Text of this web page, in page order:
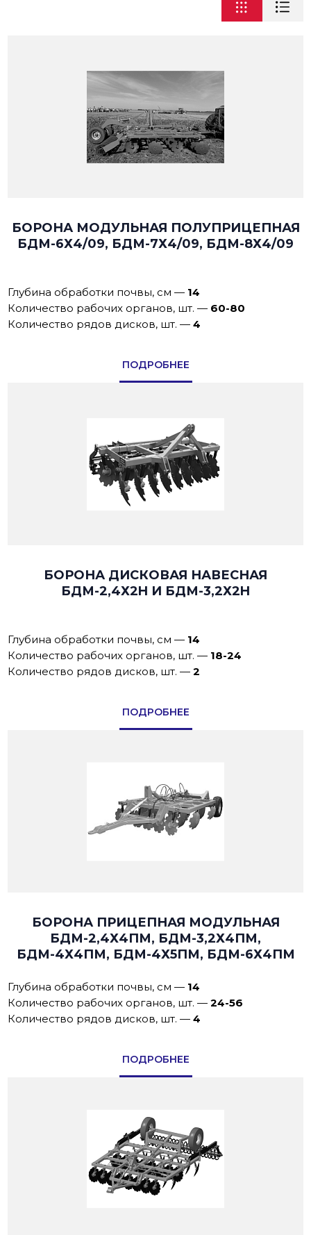
БОРОНА МОДУЛЬНАЯ ПОЛУПРИЦЕПНАЯ
БДМ-6Х4/09, БДМ-7Х4/09, БДМ-8Х4/09
Глубина обработки почвы, см — 14
Количество рабочих органов, шт. — 60-80
Количество рядов дисков, шт. —4
ПОДРОБНЕЕ
БОРОНА ДИСКОВАЯ НАВЕСНАЯ
БДМ-2,4Х2H И БДМ-3,2Х2H
Глубина обработки почвы, см — 14
Количество рабочих органов, шт. — 18-24
Количество рядов дисков, шт. —2
ПОДРОБНЕЕ
БОРОНА ПРИЦЕПНАЯ МОДУЛЬНАЯ
БДМ-2,4Х4ПМ, БДМ-3,2Х4ПМ,
БДМ-4Х4ПМ, БДМ-4Х5ПМ, БДМ-6Х4ПМ
Глубина обработки почвы, см — 14
Количество рабочих органов, шт.—24-56
Количество рядов дисков, шт. —4
ПОДРОБНЕЕ